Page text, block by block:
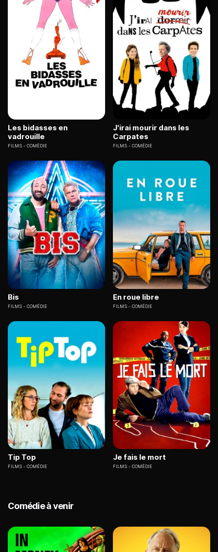
Les bidasses en
vadrouille
FILMS COMÉDIE
J'irai mourir dans les
Carpates
FILMS COMÉDIE
Bis
FILMS COMÉDIE
En roue libre
FILMS COMÉDIE
Tip Top
FILMS COMÉDIE
Je fais le mort
FILMS COMÉDIE
Comédie à venir